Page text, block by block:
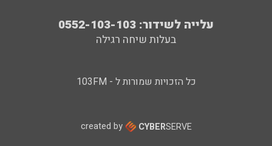
עלייה לשידור: 0552-103-103
בעלות שיחה רגילה
כל הזכויות שמורות ל - 103FM
created by CYBERSERVE